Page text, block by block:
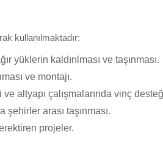
kullanılmaktadır:
yüklerin kaldırılması ve taşınması.
ve montajı.
altyapı çalışmalarında vinç
arası taşınması.
projeler.